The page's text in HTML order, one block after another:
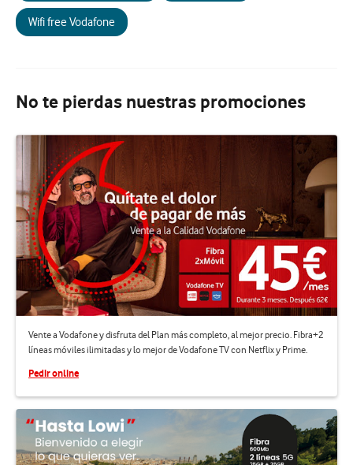
Wifi free Vodafone
No te pierdas nuestras promociones
Vente a Vodafone y disfruta del Plan más completo, al mejor precio. Fibra+2
líneas móviles ilimitadas y lo mejor de Vodafone TV con Netflix y Prime.
Pedir online